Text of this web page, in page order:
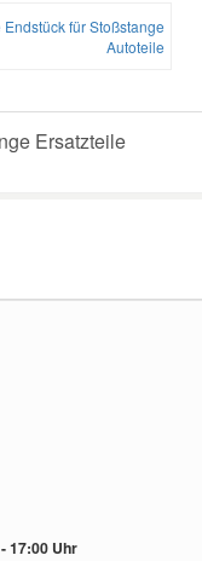
Endstück für Stoßstange
Autoteile
Ersatzteile
17:00 Uhr